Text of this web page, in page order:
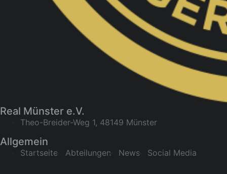
Real Münster e.V.
Theo-Breider-Weg 1, 48149 Münster
Allgemein
Startseite Abteilungen News Social Media